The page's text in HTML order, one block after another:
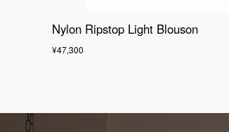
Nylon Ripstop Light Blouson
¥47,300